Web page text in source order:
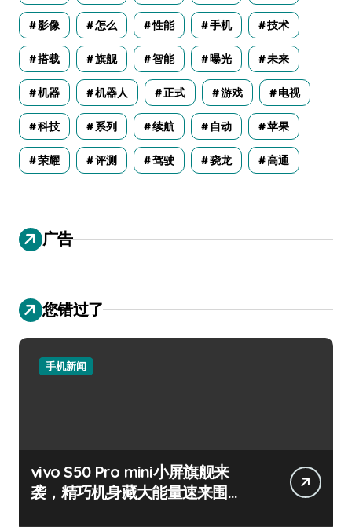
影像 怎么 性能 手机 技术
搭载 旗舰 智能 曝光 未来
机器 机器人 正式 游戏 电视
科技 系列 续航 自动 苹果
荣耀 评测 驾驶 骁龙 高通
广告
您错过了
手机新闻
vivo S50 Pro mini小屏旗舰来
袭，精巧机身藏大能量速来围